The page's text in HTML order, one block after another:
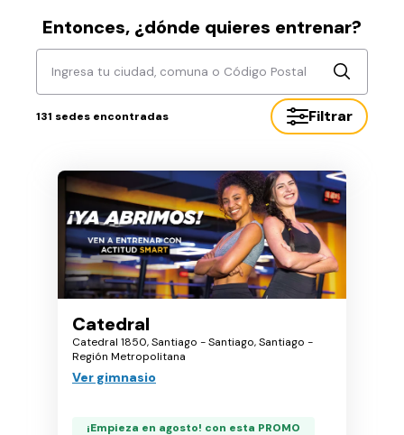
Entonces, ¿dónde quieres entrenar?
Ingresa tu ciudad, comuna o Código Postal
131 sedes encontradas Filtrar
Catedral
Catedral 1850, Santiago - Santiago, Santiago -
Región Metropolitana
Ver gimnasio
¡Empieza en agosto! con esta PROMO